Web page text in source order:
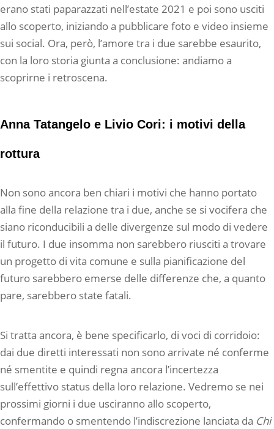
erano stati paparazzati nell’estate 2021 e poi sono usciti
allo scoperto, iniziando a pubblicare foto e video insieme
sui social. Ora, però, l’amore tra i due sarebbe esaurito,
con la loro storia giunta a conclusione: andiamo a
scoprirne i retroscena.
Anna Tatangelo e Livio Cori: i motivi della
rottura
Non sono ancora ben chiari i motivi che hanno portato
alla fine della relazione tra i due, anche se si vocifera che
siano riconducibili a delle divergenze sul modo di vedere
il futuro. I due insomma non sarebbero riusciti a trovare
un progetto di vita comune e sulla pianificazione del
futuro sarebbero emerse delle differenze che, a quanto
pare, sarebbero state fatali.
Si tratta ancora, è bene specificarlo, di voci di corridoio:
dai due diretti interessati non sono arrivate né conferme
né smentite e quindi regna ancora l’incertezza
sull’effettivo status della loro relazione. Vedremo se nei
prossimi giorni i due usciranno allo scoperto,
confermando o smentendo l’indiscrezione lanciata da Chi